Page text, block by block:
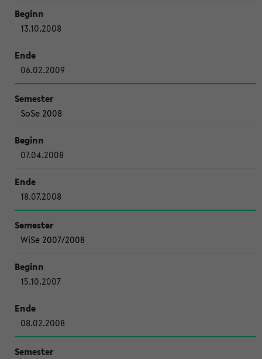
13.10.2008
06.02.2009
SoSe 2008
07.04.2008
18.07.2008
WiSe 2007/2008
15.10.2007
08.02.2008